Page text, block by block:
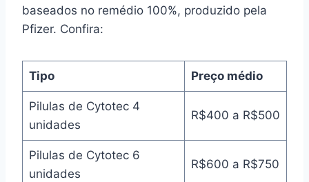
baseados no remédio 100%, produzido pela
Pfizer. Confira:
Tipo Preço médio
Pilulas de Cytotec 4
unidades
R$400 a R$500
Pilulas de Cytotec 6
unidades
R$600 a R$750